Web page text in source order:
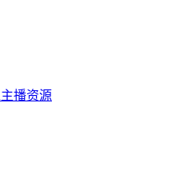
主播资源